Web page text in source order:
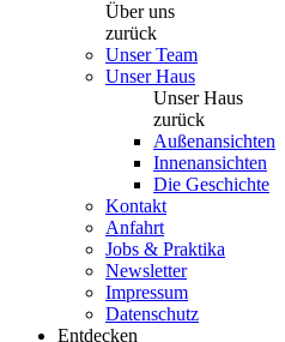
Über uns
zurück
Unser Team
Unser Haus
Unser Haus
zurück
Außenansichten
Innenansichten
Die Geschichte
Kontakt
Anfahrt
Jobs & Praktika
Newsletter
Impressum
Datenschutz
Entdecken